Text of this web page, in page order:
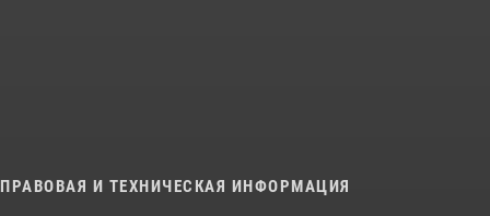
ПРАВОВАЯ И ТЕХНИЧЕСКАЯ ИНФОРМАЦИЯ